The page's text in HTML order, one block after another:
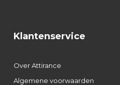
Klantenservice
Over Attirance
Algemene voorwaarden